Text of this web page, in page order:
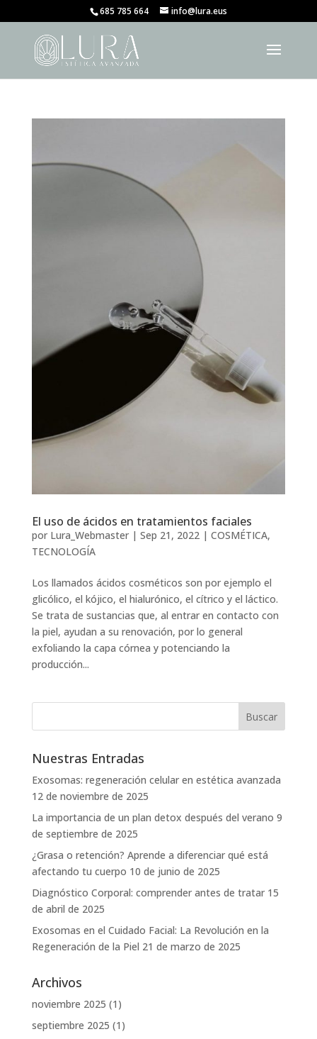
685 785 664 info@lura.eus
El uso de ácidos en tratamientos faciales
por Lura_Webmaster| Sep 21, 2022| COSMÉTICA,
TECNOLOGÍA
Los llamados ácidos cosméticos son por ejemplo el
glicólico, el kójico, el hialurónico, el cítrico y el láctico.
Se trata de sustancias que, al entrar en contacto con
la piel, ayudan a su renovación, por lo general
exfoliando la capa córnea y potenciando la
producción...
Nuestras Entradas
Exosomas: regeneración celular en estética avanzada
12 de noviembre de 2025
La importancia de un plan detox después del verano 9
de septiembre de 2025
¿Grasa o retención? Aprende a diferenciar qué está
afectando tu cuerpo 10 de junio de 2025
Diagnóstico Corporal: comprender antes de tratar 15
de abril de 2025
Exosomas en el Cuidado Facial: La Revolución en la
Regeneración de la Piel 21 de marzo de 2025
Archivos
noviembre 2025 (1)
septiembre 2025 (1)